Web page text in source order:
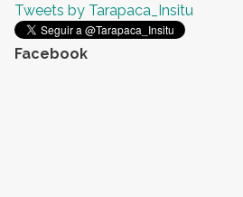
Tweets by Tarapaca_Insitu
Facebook